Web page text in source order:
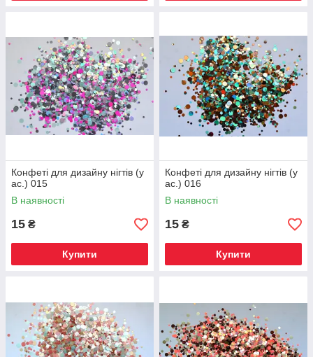
Конфеті для дизайну нігтів (у
ас.) 015
В наявності
15 ₴
Купити
Конфеті для дизайну нігтів (у
ас.) 016
В наявності
15 ₴
Купити